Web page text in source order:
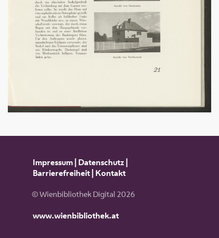
Impressum| Datenschutz|
Barrierefreiheit| Kontakt
© Wienbibliothek Digital 2026
www.wienbibliothek.at